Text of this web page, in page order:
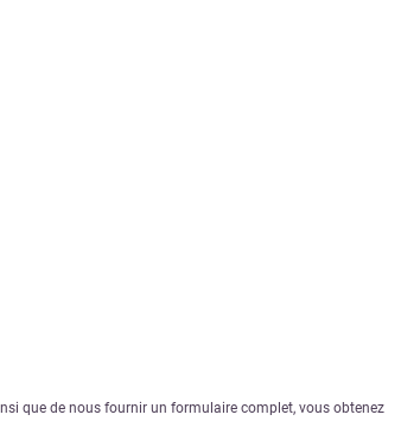
que de nous fournir un formulaire complet, vous obtenez